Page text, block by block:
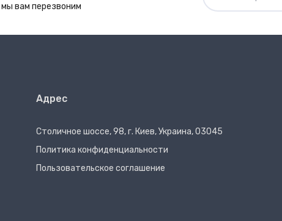
вам перезвоним
Адрес
Столичное шоссе, 98, г. Киев, Украина, 03045
Политика конфиденциальности
Пользовательское соглашение